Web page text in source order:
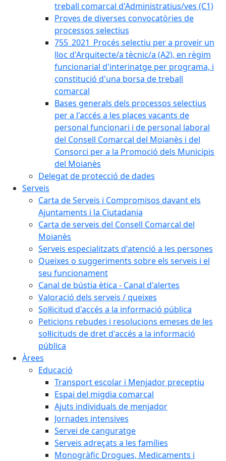
treball comarcal d'Administratius/ves (C1)
Proves de diverses convocatòries de
processos selectius
755_2021_Procés selectiu per a proveir un
lloc d'Arquitecte/a tècnic/a (A2), en règim
funcionarial d'interinatge per programa, i
constitució d'una borsa de treball
comarcal
Bases generals dels processos selectius
per a l'accés a les places vacants de
personal funcionari i de personal laboral
del Consell Comarcal del Moianès i del
Consorci per a la Promoció dels Municipis
del Moianès
Delegat de protecció de dades
Serveis
Carta de Serveis i Compromisos davant els
Ajuntaments i la Ciutadania
Carta de serveis del Consell Comarcal del
Moianès
Serveis especialitzats d'atenció a les persones
Queixes o suggeriments sobre els serveis i el
seu funcionament
Canal de bústia ètica - Canal d'alertes
Valoració dels serveis / queixes
Sol·licitud d'accés a la informació pública
Peticions rebudes i resolucions emeses de les
sol·licituds de dret d'accés a la informació
pública
Àrees
Educació
Transport escolar i Menjador preceptiu
Espai del migdia comarcal
Ajuts individuals de menjador
Jornades intensives
Servei de canguratge
Serveis adreçats a les famílies
Monogràfic Drogues, Medicaments i